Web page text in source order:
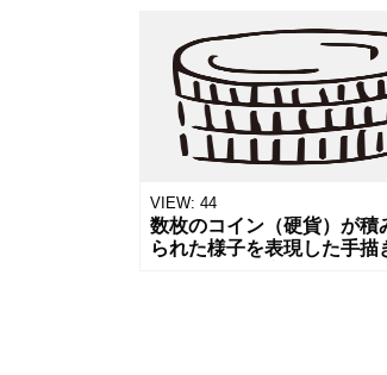
較、投資や貯金関連のWeb
など、お金に関
VIEW: 44
数枚のコイン（硬貨）が積
られた様子を表現した手描